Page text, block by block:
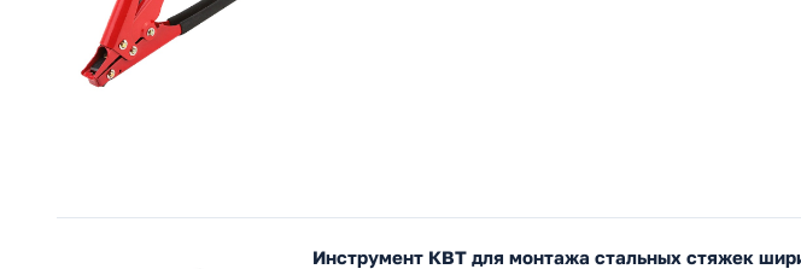
Инструмент КВТ для монтажа стальных стяжек